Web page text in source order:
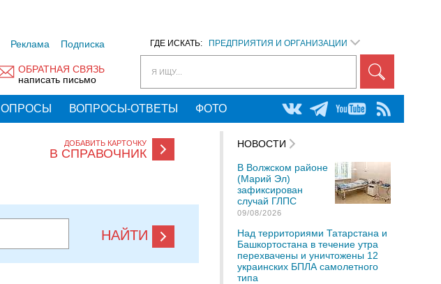
ГДЕ ИСКАТЬ: ПРЕДПРИЯТИЯ И ОРГАНИЗАЦИИ
Я ИЩУ...
Реклама Подписка
ОБРАТНАЯ СВЯЗЬ
написать письмо
ОПРОСЫ ВОПРОСЫ-ОТВЕТЫ ФОТО
ДОБАВИТЬ КАРТОЧКУ
В СПРАВОЧНИК
НАЙТИ
НОВОСТИ
В Волжском районе
(Марий Эл)
зафиксирован
случай ГЛПС
09/08/2026
Над территориями Татарстана и
Башкортостана в течение утра
перехвачены и уничтожены 12
украинских БПЛА самолетного
типа